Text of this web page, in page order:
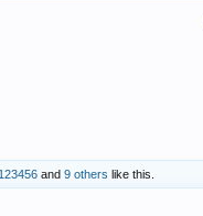
and 9 others like this.